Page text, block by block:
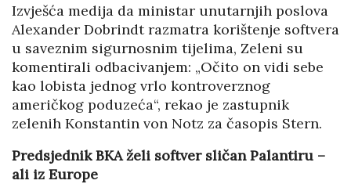
Izvješća medija da ministar unutarnjih poslova
Alexander Dobrindt razmatra korištenje softvera
u saveznim sigurnosnim tijelima, Zeleni su
komentirali odbacivanjem: „Očito on vidi sebe
kao lobista jednog vrlo kontroverznog
američkog poduzeća“, rekao je zastupnik
zelenih Konstantin von Notz za časopis Stern.
Predsjednik BKA želi softver sličan Palantiru –
ali iz Europe